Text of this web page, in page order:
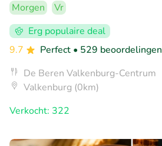
Morgen
Vr
Erg populaire deal
9.7
Perfect • 529 beoordelingen
De Beren Valkenburg-Centrum
Valkenburg (0km)
Verkocht: 322